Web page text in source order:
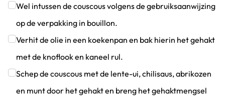
Klik om dit selectievakje aan te vinken
Wel intussen de couscous volgens de gebruiksaanwijzing
op de verpakking in bouillon.
Klik om dit selectievakje aan te vinken
Verhit de olie in een koekenpan en bak hierin het gehakt
met de knoflook en kaneel rul.
Klik om dit selectievakje aan te vinken
Schep de couscous met de lente-ui, chilisaus, abrikozen
en munt door het gehakt en breng het gehaktmengsel